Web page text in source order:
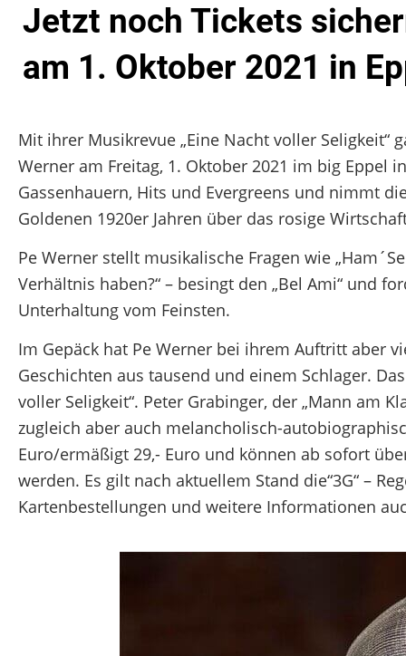
Jetzt noch Tickets
am 1. Oktober 2021 in
Mit ihrer Musikrevue „Eine Nacht voller
Werner am Freitag, 1. Oktober 2021 im big Eppel
Gassenhauern, Hits und Evergreens und nimmt
Goldenen 1920er Jahren über das rosige
Pe Werner stellt musikalische Fragen wie
Verhältnis haben?“ – besingt den „Bel Ami“ und
Unterhaltung vom Feinsten.
Im Gepäck hat Pe Werner bei ihrem Auftritt aber
Geschichten aus tausend und einem Schlager.
voller Seligkeit“. Peter Grabinger, der „Mann am
zugleich aber auch melancholisch-
Euro/ermäßigt 29,- Euro und können ab sofort
werden. Es gilt nach aktuellem Stand die“3G“ –
Kartenbestellungen und weitere Informationen